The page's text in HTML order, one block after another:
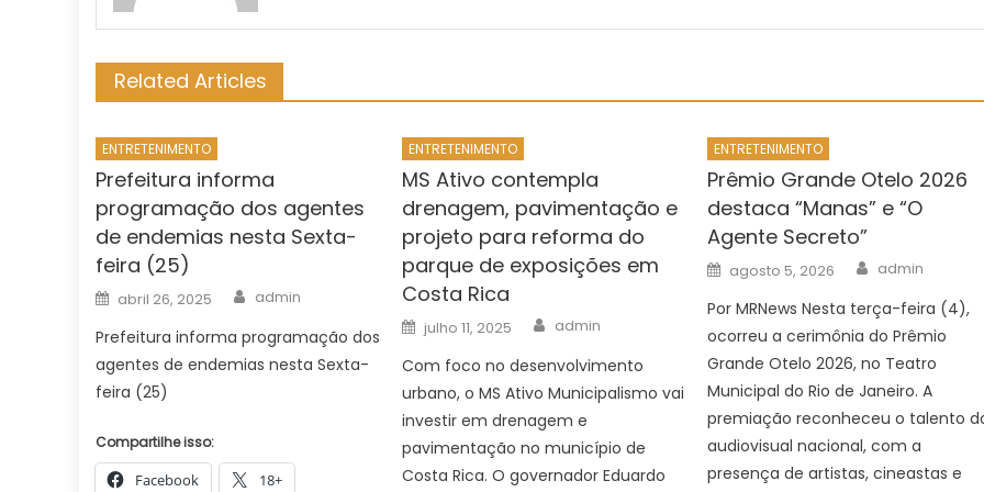
Related Articles
ENTRETENIMENTO
Prefeitura informa
programação dos agentes
de endemias nesta Sexta-
feira (25)
Posted
on
abril 26, 2025 Author
admin
Prefeitura informa programação dos
agentes de endemias nesta Sexta-
feira (25)
Compartilhe isso:
Facebook 18+
ENTRETENIMENTO
MS Ativo contempla
drenagem, pavimentação e
projeto para reforma do
parque de exposições em
Costa Rica
Posted
on
julho 11, 2025 Author
admin
Com foco no desenvolvimento
urbano, o MS Ativo Municipalismo vai
investir em drenagem e
pavimentação no município de
Costa Rica. O governador Eduardo
ENTRETENIMENTO
Prêmio Grande Otelo 2026
destaca “Manas” e “O
Agente Secreto”
Posted
on
agosto 5, 2026 Author
admin
Por MRNews Nesta terça-feira (4),
ocorreu a cerimônia do Prêmio
Grande Otelo 2026, no Teatro
Municipal do Rio de Janeiro. A
premiação reconheceu o talento
audiovisual nacional, com a
presença de artistas, cineastas e